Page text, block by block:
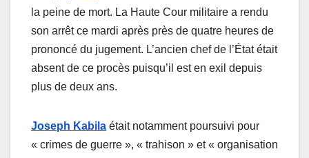
la peine de mort. La Haute Cour militaire a rendu
son arrêt ce mardi après près de quatre heures de
prononcé du jugement. L’ancien chef de l’État était
absent de ce procès puisqu’il est en exil depuis
plus de deux ans.
Joseph Kabila était notamment poursuivi pour
« crimes de guerre », « trahison » et « organisation